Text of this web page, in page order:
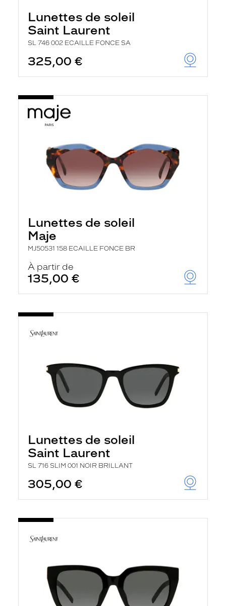
Lunettes de soleil
Saint Laurent
SL 746 002 ECAILLE FONCE SA
325,00 €
Lunettes de soleil
Maje
MJ50531 158 ECAILLE FONCE BR
À partir de
135,00 €
Lunettes de soleil
Saint Laurent
SL 716 SLIM 001 NOIR BRILLANT
305,00 €